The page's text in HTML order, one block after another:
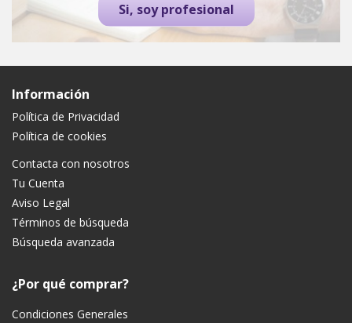
Si, soy profesional
Información
Política de Privacidad
Política de cookies
Contacta con nosotros
Tu Cuenta
Aviso Legal
Términos de búsqueda
Búsqueda avanzada
¿Por qué comprar?
Condiciones Generales